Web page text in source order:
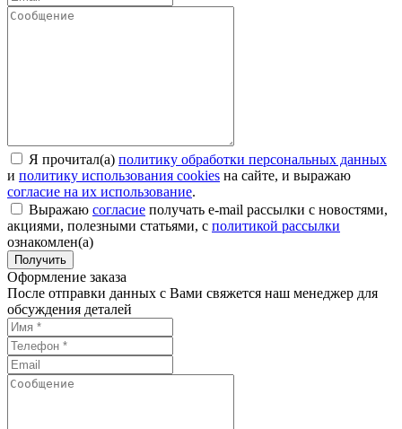
Я прочитал(а) политику обработки персональных данных
и политику использования cookies на сайте, и выражаю
согласие на их использование.
Выражаю согласие получать e-mail рассылки с новостями,
акциями, полезными статьями, с политикой рассылки
ознакомлен(а)
Получить
Оформление заказа
После отправки данных с Вами свяжется наш менеджер для
обсуждения деталей